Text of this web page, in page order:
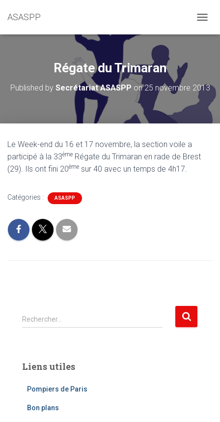
ASASPP
Régate du Trimaran
Published by Secrétariat ASASPP on25 novembre 2013
Le Week-end du 16 et 17 novembre, la section voile a
participé à la 33ème Régate du Trimaran en rade de Brest
(29). Ils ont fini 20ème sur 40 avec un temps de 4h17.
Catégories : ASASPP
R
e
r
Rechercher…
Liens utiles
Pompiers de Paris
Bon plans